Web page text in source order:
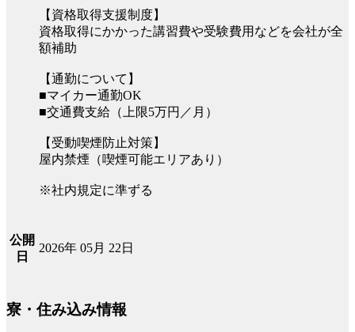
【資格取得支援制度】
資格取得にかかった講習費や受験費用などを会社が全
額補助
【通勤について】
■マイカー通勤OK
■交通費支給（上限5万円／月）
【受動喫煙防止対策】
屋内禁煙（喫煙可能エリアあり）
※社内規定に準ずる
公開
日
2026年 05月 22日
寮・住み込み情報